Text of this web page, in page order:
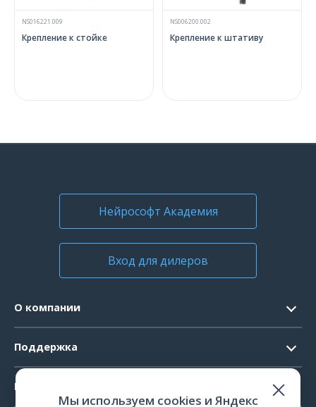
NS016221.009
Крепление к стойке
NS006200.002
Крепление к штативу
Нейрософт Академия
Вход для дилеров
О компании
Официальные документы
Поддержка
Системные требования
Продукты
Мы используем cookies и Яндекс